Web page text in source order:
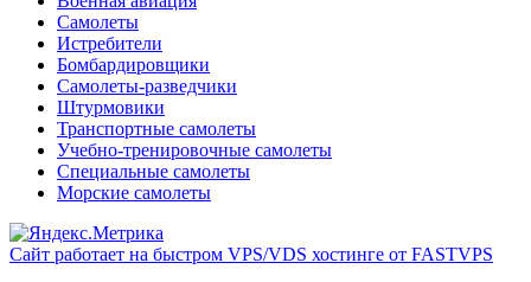
Самолеты
Истребители
Бомбардировщики
Самолеты-разведчики
Штурмовики
Транспортные самолеты
Учебно-тренировочные самолеты
Специальные самолеты
Морские самолеты
Сайт работает на быстром VPS/VDS хостинге от FASTVPS